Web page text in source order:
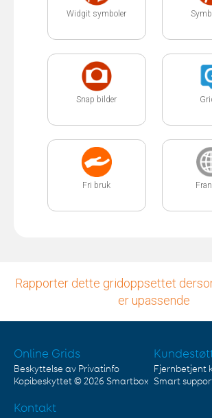
Widgit symboler
Snap bilder
Fri bruk
Rapporter dette gridoppsettet
er upassende
Online Grids
Beskyttelse av Privatinfo
Kopibeskyttet © 2026 Smartbox
Fjernbetjent
Smart
Kontakt